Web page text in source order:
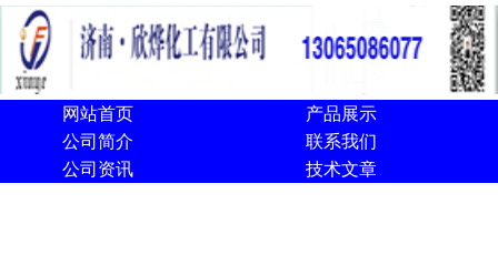
网站首页
产品展示
公司简介
联系我们
公司资讯
技术文章